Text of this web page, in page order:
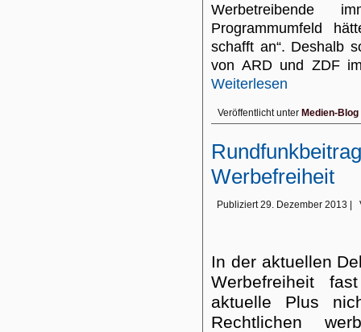
Werbetreibende
Programmumfeld
schafft an“. Deshalb
von ARD und ZDF
Weiterlesen
Veröffentlicht unter Medien-Blog
Werbefreiheit
Publiziert 29. Dezember 2013
In der aktuellen
Werbefreiheit
aktuelle Plus
Rechtlichen